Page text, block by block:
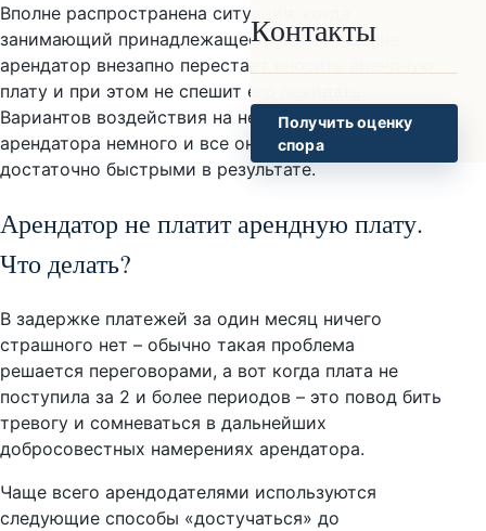
Контакты
Получить оценку
спора
Вполне распространена ситуация, когда
занимающий принадлежащее вам помещение
арендатор внезапно перестает вносить арендную
плату и при этом не спешит его покидать.
Вариантов воздействия на недобросовестного
арендатора немного и все они не являются
достаточно быстрыми в результате.
Арендатор не платит арендную плату.
Что делать?
В задержке платежей за один месяц ничего
страшного нет – обычно такая проблема
решается переговорами, а вот когда плата не
поступила за 2 и более периодов – это повод бить
тревогу и сомневаться в дальнейших
добросовестных намерениях арендатора.
Чаще всего арендодателями используются
следующие способы «достучаться» до